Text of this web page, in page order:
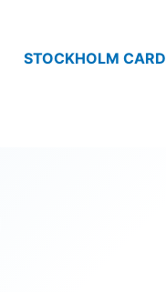
STOCKHOLM CARD